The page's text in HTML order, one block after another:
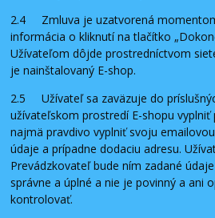
2.4 Zmluva je uzatvorená
informácia o kliknutí na tlačítko
Užívateľom dôjde prostredníctvom
je nainštalovaný E-shop.
2.5 Užívateľ sa zaväzuje do
užívateľskom prostredí E-shopu vyplniť
najmä pravdivo vyplniť svoju
údaje a prípadne dodaciu adresu.
Prevádzkovateľ bude ním zadané
správne a úplné a nie je povinný a ani
kontrolovať.